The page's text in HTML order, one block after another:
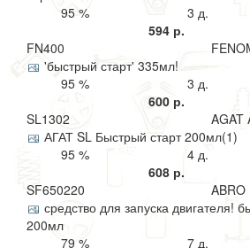
95 %
3 д.
594 р.
FN400
'быстрый старт' 335мл!
95 %
3 д.
600 р.
SL1302
AGAT
АГАТ SL Быстрый старт 200мл(1)
95 %
4 д.
608 р.
SF650220
ABRO
средство для запуска двигателя!
200мл
79 %
7 д.